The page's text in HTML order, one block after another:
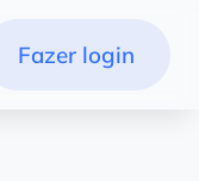
Fazer login